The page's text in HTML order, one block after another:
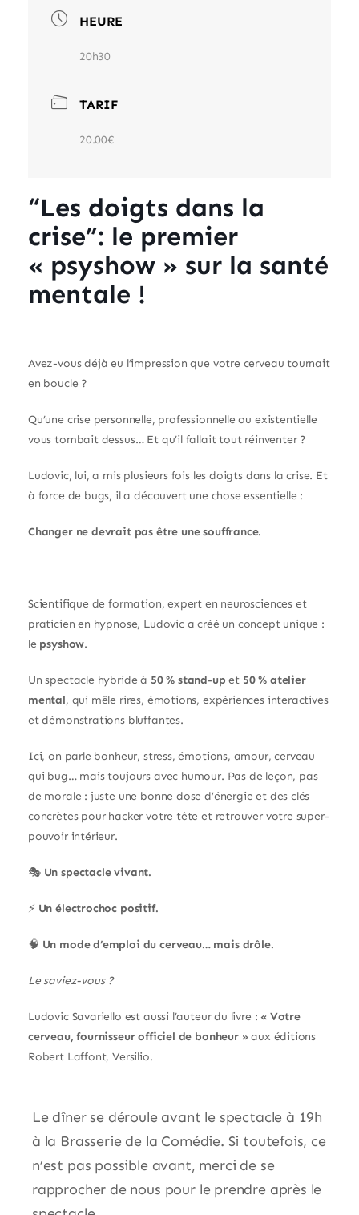
HEURE
20h30
TARIF
20.00€
“Les doigts dans la
crise”: le premier
« psyshow » sur la santé
mentale !
Avez-vous déjà eu l’impression que votre cerveau tournait
en boucle ?
Qu’une crise personnelle, professionnelle ou existentielle
vous tombait dessus… Et qu’il fallait tout réinventer ?
Ludovic, lui, a mis plusieurs fois les doigts dans la crise. Et
à force de bugs, il a découvert une chose essentielle :
Changer ne devrait pas être une souffrance.
Scientifique de formation, expert en neurosciences et
praticien en hypnose, Ludovic a créé un concept unique :
le psyshow.
Un spectacle hybride à 50 % stand-up et 50 % atelier
mental, qui mêle rires, émotions, expériences interactives
et démonstrations bluffantes.
Ici, on parle bonheur, stress, émotions, amour, cerveau
qui bug… mais toujours avec humour. Pas de leçon, pas
de morale : juste une bonne dose d’énergie et des clés
concrètes pour hacker votre tête et retrouver votre super-
pouvoir intérieur.
🎭 Un spectacle vivant.
⚡ Un électrochoc positif.
🧠 Un mode d’emploi du cerveau… mais drôle.
Le saviez-vous ?
Ludovic Savariello est aussi l’auteur du livre : « Votre
cerveau, fournisseur officiel de bonheur »aux éditions
Robert Laffont, Versilio.
Le dîner se déroule avant le spectacle à 19h
à la Brasserie de la Comédie. Si toutefois, ce
n’est pas possible avant, merci de se
rapprocher de nous pour le prendre après le